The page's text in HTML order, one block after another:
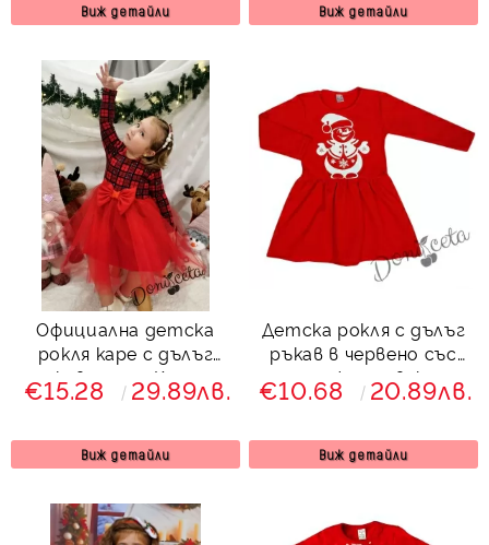
Виж детайли Виж детайли
Официална детска
рокля каре с дълъг
ръкав и тюл Карена
€15.28 29.89лв.
Виж детайли
Детска рокля с дълъг
ръкав в червено със
снежен човек
€10.68 20.89лв.
Виж детайли